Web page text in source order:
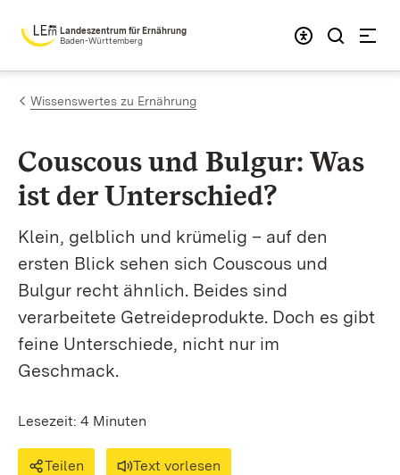
Zum Inhalt springen
Landeszentrum für Ernährung
Baden-Württemberg
Wissenswertes zu Ernährung
Couscous und Bulgur: Was
ist der Unterschied?
Klein, gelblich und krümelig – auf den
ersten Blick sehen sich Couscous und
Bulgur recht ähnlich. Beides sind
verarbeitete Getreideprodukte. Doch es gibt
feine Unterschiede, nicht nur im
Geschmack.
Lesezeit: 4 Minuten
Teilen Text vorlesen